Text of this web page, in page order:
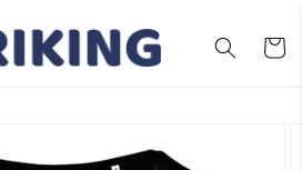
Carrito